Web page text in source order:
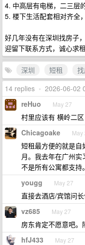
4. 中高层有电梯，二三层
5. 楼下生活配套相对齐全
好几年没有在深圳找房子
迎留下联系方式，诚心求
深圳 短租
14 replies • 2026-06-02
reHuo May 27
村里应该有 横岭二
Chicagoake May
短租最方便的就是
月。我去年在广州
不是所有公寓都支持。
yougg May 27
直接去酒店/宾馆问
vz685 May 27
房东肯定不愿意吧。
hfJ433 May 27